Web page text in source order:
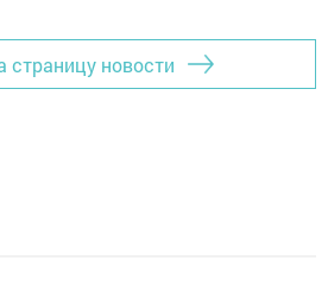
страницу новости